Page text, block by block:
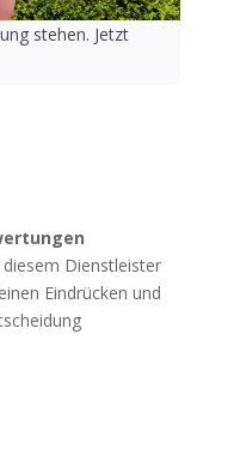
stehen. Jetzt
Dienstleister
Eindrücken und